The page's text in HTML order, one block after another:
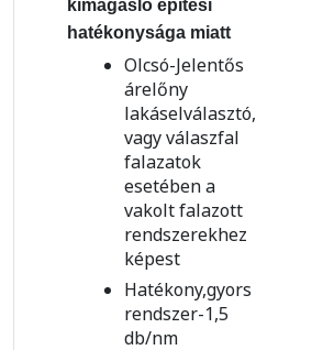
kimagasló építési
hatékonysága miatt
Olcsó-Jelentős
árelőny
lakáselválasztó,
vagy válaszfal
falazatok
esetében a
vakolt falazott
rendszerekhez
képest
Hatékony,gyors
rendszer-1,5
db/nm